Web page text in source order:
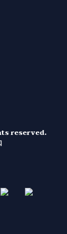
reserved.